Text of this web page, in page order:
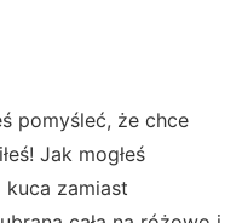
pomyśleć, że chce
Jak mogłeś
zamiast